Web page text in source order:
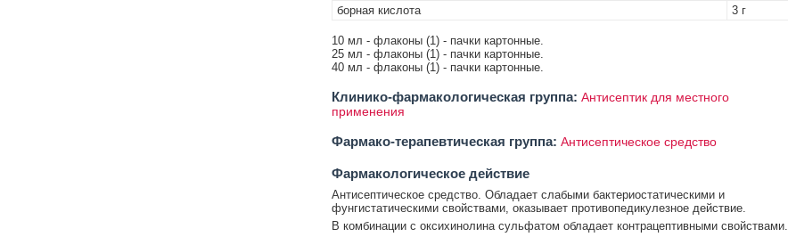
борная кислота
3 г
10 мл - флаконы (1) - пачки картонные.
25 мл - флаконы (1) - пачки картонные.
40 мл - флаконы (1) - пачки картонные.
Клинико-фармакологическая группа: Антисептик для местного
применения
Фармако-терапевтическая группа: Антисептическое средство
Фармакологическое действие
Антисептическое средство. Обладает слабыми бактериостатическими и
фунгистатическими свойствами, оказывает противопедикулезное действие.
В комбинации с оксихинолина сульфатом обладает контрацептивными свойствами.